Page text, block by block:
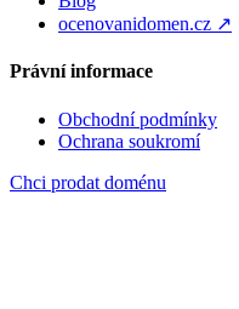
ocenovanidomen.cz ↗
Právní informace
Obchodní podmínky
Ochrana soukromí
Chci prodat doménu